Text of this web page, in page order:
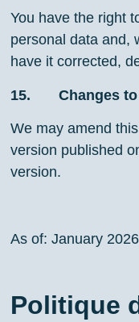
You have the right
personal data and,
have it corrected,
15. Changes to
We may amend
version published
version.
As of: January 2026
Politique